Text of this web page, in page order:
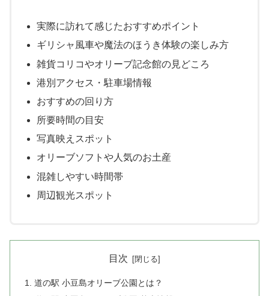
実際に訪れて感じたおすすめポイント
ギリシャ風車や魔法のほうき体験の楽しみ方
雑貨コリコやオリーブ記念館の見どころ
港別アクセス・駐車場情報
おすすめの回り方
所要時間の目安
写真映えスポット
オリーブソフトや人気のお土産
混雑しやすい時間帯
周辺観光スポット
目次
道の駅 小豆島オリーブ公園とは？